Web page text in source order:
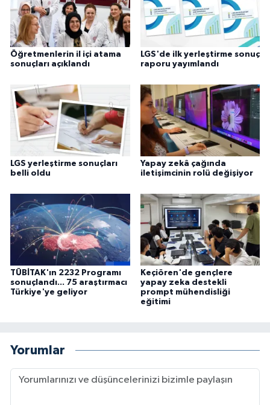
Öğretmenlerin il içi atama
sonuçları açıklandı
LGS'de ilk yerleştirme sonuç
raporu yayımlandı
LGS yerleştirme sonuçları
belli oldu
Yapay zekâ çağında
iletişimcinin rolü değişiyor
TÜBİTAK'ın 2232 Programı
sonuçlandı... 75 araştırmacı
Türkiye'ye geliyor
Keçiören'de gençlere
yapay zeka destekli
prompt mühendisliği
eğitimi
Yorumlar